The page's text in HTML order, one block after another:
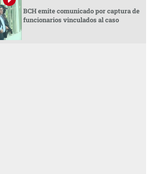
BCH emite comunicado por captura de
funcionarios vinculados al caso